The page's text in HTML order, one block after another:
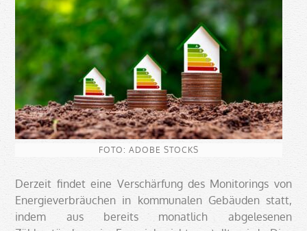
FOTO: ADOBE STOCKS
Derzeit findet eine Verschärfung des Monitorings von
Energieverbräuchen in kommunalen Gebäuden statt,
indem aus bereits monatlich abgelesenen